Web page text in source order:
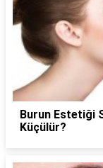
Burun Estetiği
Küçülür?